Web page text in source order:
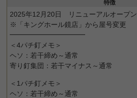
特徴
2025年12月20日 リニューアルオープン
※「キングホール鏡店」から屋号変更
━━━━━━━━━━━
＜4パチ釘メモ＞
ヘソ：若干締め～通常
寄り釘集団：若干マイナス～通常
＜1パチ釘メモ＞
ヘソ：若干締め～通常